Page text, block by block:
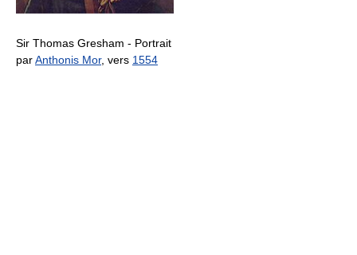
Sir Thomas Gresham - Portrait
parAnthonis Mor, vers 1554